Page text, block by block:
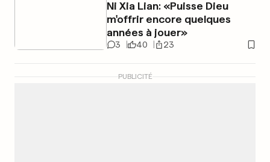
Ni Xia Lian: «Puisse Dieu
m'offrir encore quelques
années à jouer»
3 40 23
PUBLICITÉ